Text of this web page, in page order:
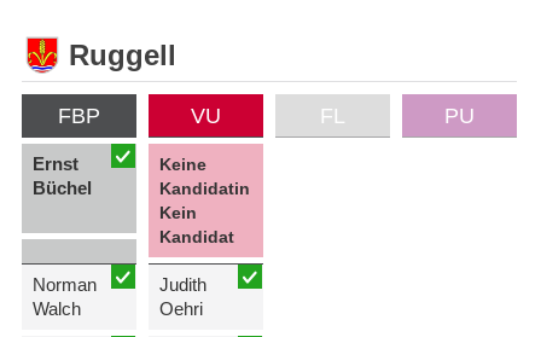
Ruggell
FBP
Ernst
Büchel
Norman
Walch
VU
Keine
Kandidatin
Kein
Kandidat
Judith
Oehri
FL PU